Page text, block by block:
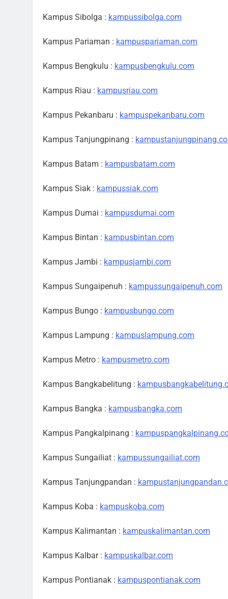
Kampus Sibolga : kampussibolga.com
Kampus Pariaman : kampuspariaman.com
Kampus Bengkulu : kampusbengkulu.com
Kampus Riau : kampusriau.com
Kampus Pekanbaru : kampuspekanbaru.com
Kampus Tanjungpinang :
Kampus Batam : kampusbatam.com
Kampus Siak : kampussiak.com
Kampus Dumai : kampusdumai.com
Kampus Bintan : kampusbintan.com
Kampus Jambi : kampusjambi.com
Kampus Sungaipenuh : kampussungaipenuh.com
Kampus Bungo : kampusbungo.com
Kampus Lampung : kampuslampung.com
Kampus Metro : kampusmetro.com
Kampus Bangkabelitung :
Kampus Bangka : kampusbangka.com
Kampus Pangkalpinang :
Kampus Sungailiat : kampussungailiat.com
Kampus Tanjungpandan :
Kampus Koba : kampuskoba.com
Kampus Kalimantan : kampuskalimantan.com
Kampus Kalbar : kampuskalbar.com
Kampus Pontianak : kampuspontianak.com